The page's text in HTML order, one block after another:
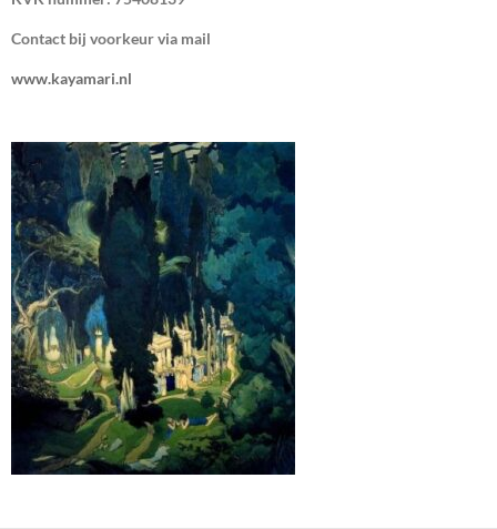
Contact bij voorkeur via mail
www.kayamari.nl